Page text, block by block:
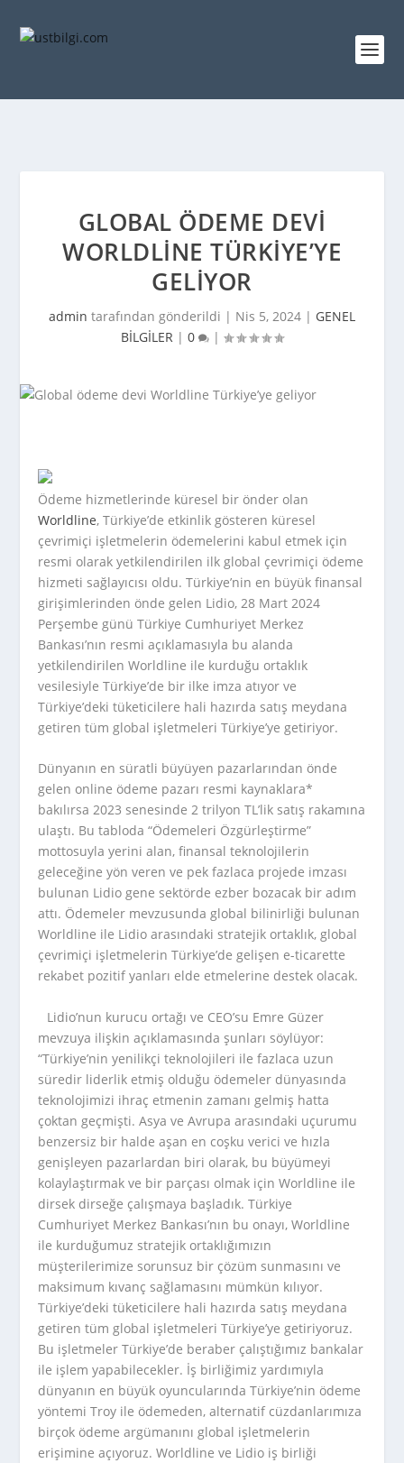
GLOBAL ÖDEME DEVI
WORLDLINE TÜRKIYE’YE
GELIYOR
admin tarafından gönderildi | Nis 5, 2024 | GENEL
BİLGİLER | 0 |
Ödeme hizmetlerinde küresel bir önder olan
Worldline, Türkiye’de etkinlik gösteren küresel
çevrimiçi işletmelerin ödemelerini kabul etmek için
resmi olarak yetkilendirilen ilk global çevrimiçi ödeme
hizmeti sağlayıcısı oldu. Türkiye’nin en büyük finansal
girişimlerinden önde gelen Lidio, 28 Mart 2024
Perşembe günü Türkiye Cumhuriyet Merkez
Bankası’nın resmi açıklamasıyla bu alanda
yetkilendirilen Worldline ile kurduğu ortaklık
vesilesiyle Türkiye’de bir ilke imza atıyor ve
Türkiye’deki tüketicilere hali hazırda satış meydana
getiren tüm global işletmeleri Türkiye’ye getiriyor.
Dünyanın en süratli büyüyen pazarlarından önde
gelen online ödeme pazarı resmi kaynaklara*
bakılırsa 2023 senesinde 2 trilyon TL’lik satış rakamına
ulaştı. Bu tabloda “Ödemeleri Özgürleştirme”
mottosuyla yerini alan, finansal teknolojilerin
geleceğine yön veren ve pek fazlaca projede imzası
bulunan Lidio gene sektörde ezber bozacak bir adım
attı. Ödemeler mevzusunda global bilinirliği bulunan
Worldline ile Lidio arasındaki stratejik ortaklık, global
çevrimiçi işletmelerin Türkiye’de gelişen e-ticarette
rekabet pozitif yanları elde etmelerine destek olacak.
Lidio’nun kurucu ortağı ve CEO’su Emre Güzer
mevzuya ilişkin açıklamasında şunları söylüyor:
“Türkiye’nin yenilikçi teknolojileri ile fazlaca uzun
süredir liderlik etmiş olduğu ödemeler dünyasında
teknolojimizi ihraç etmenin zamanı gelmiş hatta
çoktan geçmişti. Asya ve Avrupa arasındaki uçurumu
benzersiz bir halde aşan en coşku verici ve hızla
genişleyen pazarlardan biri olarak, bu büyümeyi
kolaylaştırmak ve bir parçası olmak için Worldline ile
dirsek dirseğe çalışmaya başladık. Türkiye
Cumhuriyet Merkez Bankası’nın bu onayı, Worldline
ile kurduğumuz stratejik ortaklığımızın
müşterilerimize sorunsuz bir çözüm sunmasını ve
maksimum kıvanç sağlamasını mümkün kılıyor.
Türkiye’deki tüketicilere hali hazırda satış meydana
getiren tüm global işletmeleri Türkiye’ye getiriyoruz.
Bu işletmeler Türkiye’de beraber çalıştığımız bankalar
ile işlem yapabilecekler. İş birliğimiz yardımıyla
dünyanın en büyük oyuncularında Türkiye’nin ödeme
yöntemi Troy ile ödemeden, alternatif cüzdanlarımıza
birçok ödeme argümanını global işletmelerin
erişimine açıyoruz. Worldline ve Lidio iş birliği